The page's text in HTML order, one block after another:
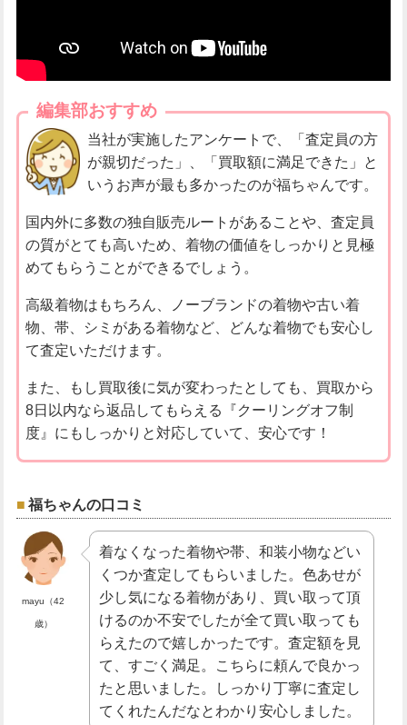
編集部おすすめ
当社が実施したアンケートで、「査定員の方
が親切だった」、「買取額に満足できた」と
いうお声が最も多かったのが福ちゃんです。
国内外に多数の独自販売ルートがあることや、査定員
の質がとても高いため、着物の価値をしっかりと見極
めてもらうことができるでしょう。
高級着物はもちろん、ノーブランドの着物や古い着
物、帯、シミがある着物など、どんな着物でも安心し
て査定いただけます。
また、もし買取後に気が変わったとしても、買取から
8日以内なら返品してもらえる『クーリングオフ制
度』にもしっかりと対応していて、安心です！
福ちゃんの口コミ
mayu（42
歳）
着なくなった着物や帯、和装小物などい
くつか査定してもらいました。色あせが
少し気になる着物があり、買い取って頂
けるのか不安でしたが全て買い取っても
らえたので嬉しかったです。査定額を見
て、すごく満足。こちらに頼んで良かっ
たと思いました。しっかり丁寧に査定し
てくれたんだなとわかり安心しました。